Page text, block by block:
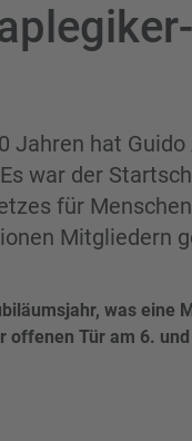
Jahren hat Guido
war der
für
Mitgliedern
was eine
offenen Tür am 6.